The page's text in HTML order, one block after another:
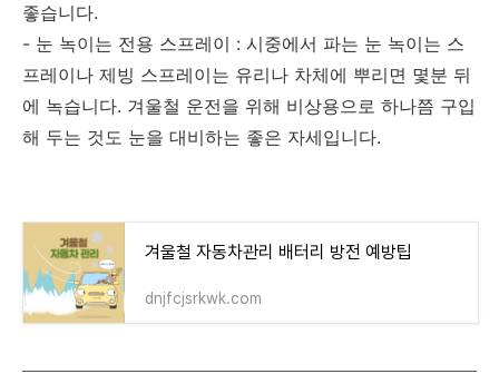
좋습니다.
- 눈 녹이는 전용 스프레이 : 시중에서 파는 눈 녹이는 스
프레이나 제빙 스프레이는 유리나 차체에 뿌리면 몇분 뒤
에 녹습니다. 겨울철 운전을 위해 비상용으로 하나쯤 구입
해 두는 것도 눈을 대비하는 좋은 자세입니다.
겨울철 자동차관리 배터리 방전 예방팁
dnjfcjsrkwk.com